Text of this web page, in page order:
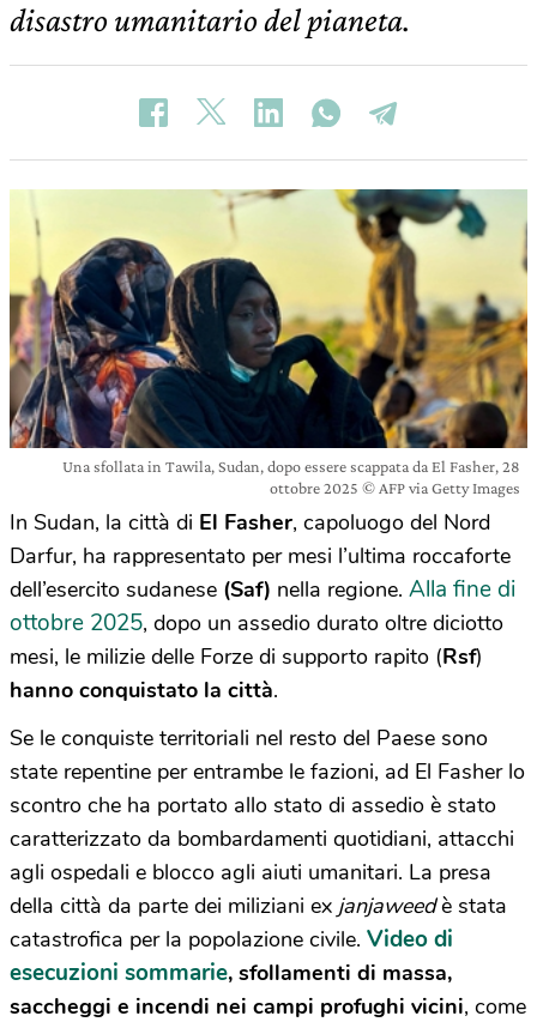
disastro umanitario del pianeta.
Una sfollata in Tawila, Sudan, dopo essere scappata da El Fasher, 28
ottobre 2025 © AFP via Getty Images
In Sudan, la città di El Fasher, capoluogo del Nord
Darfur, ha rappresentato per mesi l’ultima roccaforte
dell’esercito sudanese (Saf) nella regione. Alla fine di
ottobre 2025, dopo un assedio durato oltre diciotto
mesi, le milizie delle Forze di supporto rapito (Rsf)
hanno conquistato la città.
Se le conquiste territoriali nel resto del Paese sono
state repentine per entrambe le fazioni, ad El Fasher lo
scontro che ha portato allo stato di assedio è stato
caratterizzato da bombardamenti quotidiani, attacchi
agli ospedali e blocco agli aiuti umanitari. La presa
della città da parte dei miliziani ex janjaweedè stata
catastrofica per la popolazione civile. Video di
esecuzioni sommarie, sfollamenti di massa,
saccheggi e incendi nei campi profughi vicini, come